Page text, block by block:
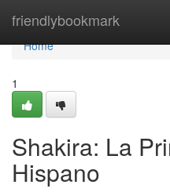
friendlybookmark
Home
Home
1
Shakira: La
Hispano